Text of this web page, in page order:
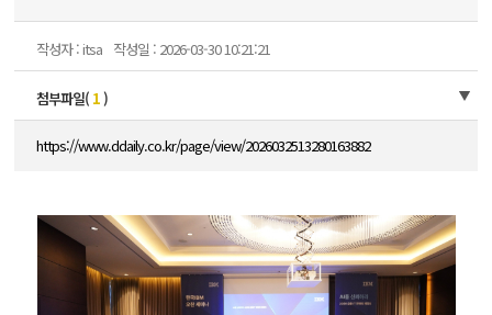
작성자 : itsa 작성일 : 2026-03-30 10:21:21
첨부파일( 1 )
https://www.ddaily.co.kr/page/view/2026032513280163882